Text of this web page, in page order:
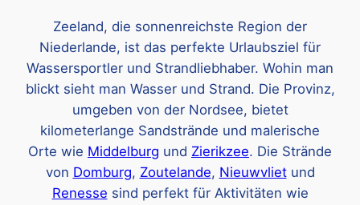
Zeeland, die sonnenreichste Region der
Niederlande, ist das perfekte Urlaubsziel für
Wassersportler und Strandliebhaber. Wohin man
blickt sieht man Wasser und Strand. Die Provinz,
umgeben von der Nordsee, bietet
kilometerlange Sandstrände und malerische
Orte wie Middelburg und Zierikzee. Die Strände
von Domburg, Zoutelande, Nieuwvlietund
Renesse sind perfekt für Aktivitäten wie